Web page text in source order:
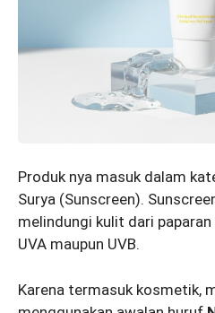
Produk nya masuk dalam
Surya (Sunscreen).
melindungi kulit dari
UVA maupun UVB.
Karena termasuk kosmetik,